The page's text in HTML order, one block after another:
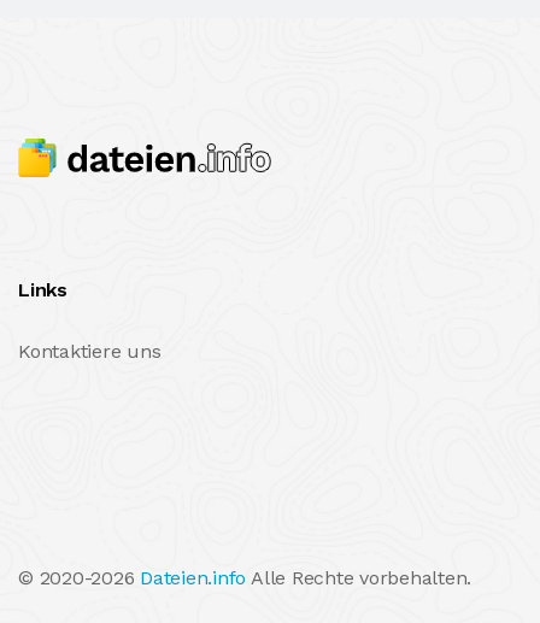
Links
Kontaktiere uns
© 2020-2026 Dateien.info Alle Rechte vorbehalten.